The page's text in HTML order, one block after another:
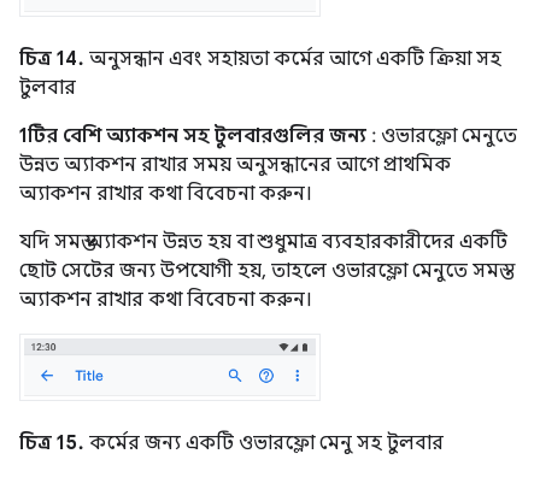
চিত্র 14. অনুসন্ধান এবং সহায়তা কর্মের আগে একটি ক্রিয়া সহ
টুলবার
1টির বেশি অ্যাকশন সহ টুলবারগুলির জন্য : ওভারফ্লো মেনুতে
উন্নত অ্যাকশন রাখার সময় অনুসন্ধানের আগে প্রাথমিক
অ্যাকশন রাখার কথা বিবেচনা করুন।
যদি সমস্ত অ্যাকশন উন্নত হয় বা শুধুমাত্র ব্যবহারকারীদের একটি
ছোট সেটের জন্য উপযোগী হয়, তাহলে ওভারফ্লো মেনুতে সমস্ত
অ্যাকশন রাখার কথা বিবেচনা করুন।
চিত্র 15. কর্মের জন্য একটি ওভারফ্লো মেনু সহ টুলবার